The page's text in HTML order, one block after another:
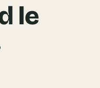
le